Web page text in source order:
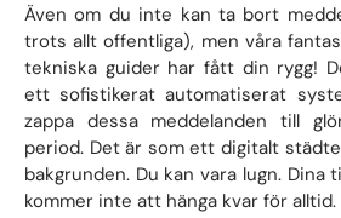
Även om du inte kan ta bort
trots allt offentliga), men våra
tekniska guider har fått din rygg!
ett sofistikerat automatiserat
zappa dessa meddelanden till
period. Det är som ett digitalt
bakgrunden. Du kan vara lugn. Dina
kommer inte att hänga kvar för alltid.